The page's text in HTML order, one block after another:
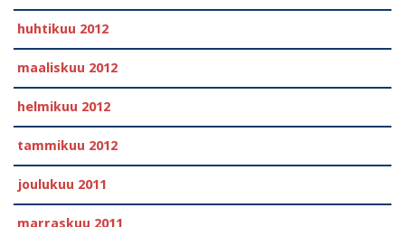
huhtikuu 2012
maaliskuu 2012
helmikuu 2012
tammikuu 2012
joulukuu 2011
marraskuu 2011